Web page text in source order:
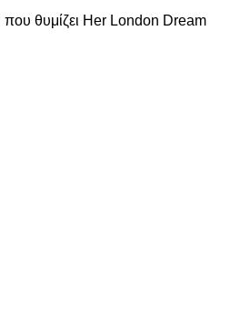
θυμίζει Her London Dream